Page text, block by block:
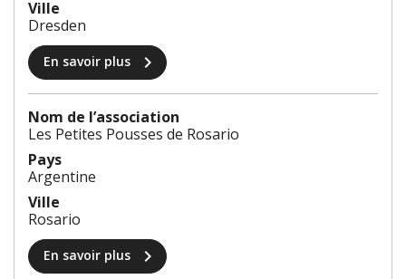
Ville
Dresden
En savoir plus chevron_right
Nom de l’association
Les Petites Pousses de Rosario
Pays
Argentine
Ville
Rosario
En savoir plus chevron_right